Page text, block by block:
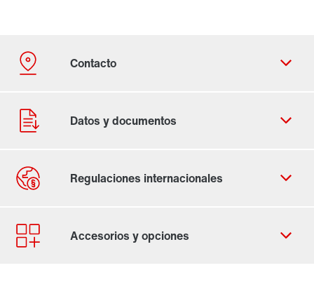
Contacto
Sedes en todo el mundo